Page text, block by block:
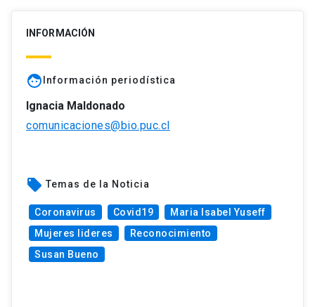
INFORMACIÓN
faceInformación periodística
Ignacia Maldonado
comunicaciones@bio.puc.cl
local_offer Temas de la Noticia
Coronavirus Covid19
Maria Isabel Yuseff
Mujeres lideres
Reconocimiento
Susan Bueno